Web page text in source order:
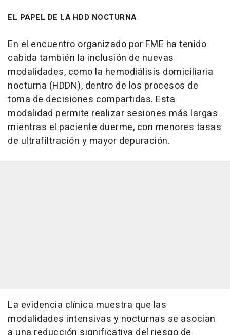
EL PAPEL DE LA HDD NOCTURNA
En el encuentro organizado por FME ha tenido
cabida también la inclusión de nuevas
modalidades, como la hemodiálisis domiciliaria
nocturna (HDDN), dentro de los procesos de
toma de decisiones compartidas. Esta
modalidad permite realizar sesiones más largas
mientras el paciente duerme, con menores tasas
de ultrafiltración y mayor depuración.
La evidencia clínica muestra que las
modalidades intensivas y nocturnas se asocian